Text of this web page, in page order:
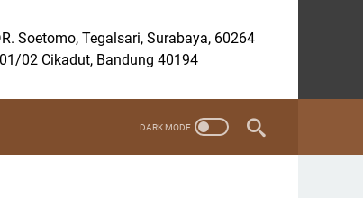
Soetomo, Tegalsari, Surabaya, 60264
02 Cikadut, Bandung 40194